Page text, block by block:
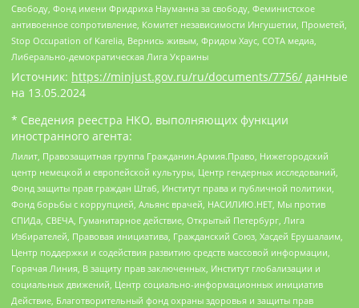
Свободу, Фонд имени Фридриха Науманна за свободу, Феминистское
антивоенное сопротивление, Комитет независимости Ингушетии, Прометей,
Stop Occupation of Karelia, Вернись живым, Фридом Хаус, СОТА медиа,
Либерально-демократическая Лига Украины
Источник: https://minjust.gov.ru/ru/documents/7756/ данные
на 13.05.2024
* Сведения реестра НКО, выполняющих функции
иностранного агента:
Лилит, Правозащитная группа Гражданин.Армия.Право, Нижегородский
центр немецкой и европейской культуры, Центр гендерных исследований,
Фонд защиты прав граждан Штаб, Институт права и публичной политики,
Фонд борьбы с коррупцией, Альянс врачей, НАСИЛИЮ.НЕТ, Мы против
СПИДа, СВЕЧА, Гуманитарное действие, Открытый Петербург, Лига
Избирателей, Правовая инициатива, Гражданский Союз, Хасдей Ерушалаим,
Центр поддержки и содействия развитию средств массовой информации,
Горячая Линия, В защиту прав заключенных, Институт глобализации и
социальных движений, Центр социально-информационных инициатив
Действие, Благотворительный фонд охраны здоровья и защиты прав